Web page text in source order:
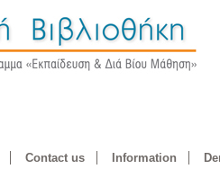
Contact us Information